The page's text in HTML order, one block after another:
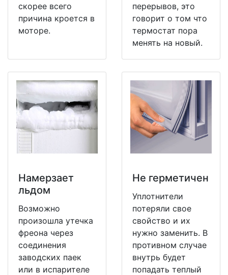
скорее всего
причина кроется в
моторе.
перерывов, это
говорит о том что
термостат пора
менять на новый.
Намерзает
льдом
Возможно
произошла утечка
фреона через
соединения
заводских паек
или в испарителе
Не герметичен
Уплотнители
потеряли свое
свойство и их
нужно заменить. В
противном случае
внутрь будет
попадать теплый